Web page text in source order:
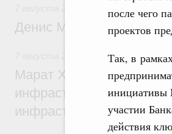
после чего
проектов
Так, в
инициативы
участии
действия
Денис Мантуров
Бюджеты
Марат Хуснуллин: 15
инфраструктуры
инфраструктурным